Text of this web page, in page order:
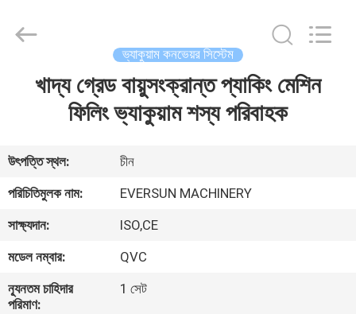
VR
প্রদর্শন
আমাদের
সম্পর্কে
ভ্যাকুয়াম কনভেয়র সিস্টেম
খাদ্য গ্রেড বায়ুসংক্রান্ত প্যাকিং মেশিন
ফিলিং ভ্যাকুয়াম শস্য পরিবাহক
উৎপত্তি স্থল:
চীন
পরিচিতিমুলক নাম:
EVERSUN MACHINERY
সাক্ষ্যদান:
ISO,CE
মডেল নম্বার:
QVC
ন্যূনতম চাহিদার
পরিমাণ:
1 সেট